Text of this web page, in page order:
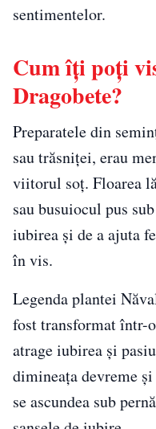
sentimentelor.
Cum îți poți
Dragobete?
Preparatele din
sau trăsniței, erau
viitorul soț. Floarea
sau busuiocul pus
iubirea și de a ajuta
în vis.
Legenda plantei
fost transformat într-
atrage iubirea și
dimineața devreme
se ascundea sub